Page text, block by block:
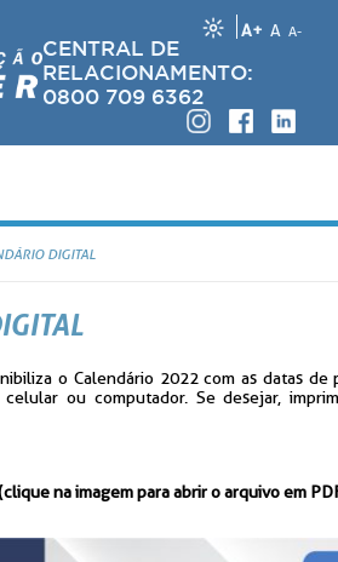
A+ A A-
CENTRAL DE
RELACIONAMENTO:
0800 709 6362
DIGITAL
o Calendário 2022 com as datas
ou computador. Se desejar,
na imagem para abrir o arquivo em